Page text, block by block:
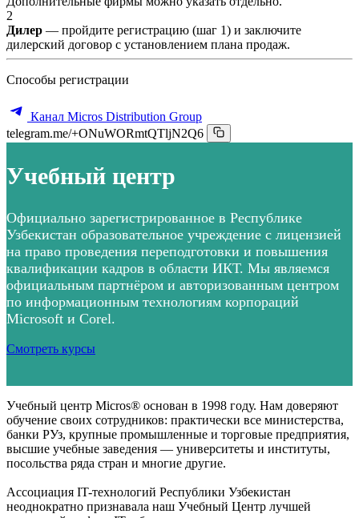
2
Дилер — пройдите регистрацию (шаг 1) и заключите
дилерский договор с установлением плана продаж.
Способы регистрации
Канал Micros Distribution Group
telegram.me/+ONuWORmtQTljN2Q6
Учебный центр
Официально зарегистрированное в Республике
Узбекистан образовательное учреждение с лицензией
на право проведения переподготовки и повышения
квалификации кадров в области ИКТ. Мы являемся
официальным партнёром и авторизованным центром
по информационным технологиям корпораций
Microsoft и Corel.
Смотреть курсы
Учебный центр Micros® основан в 1998 году. Нам доверяют
обучение своих сотрудников: практически все министерства,
банки РУз, крупные промышленные и торговые предприятия,
высшие учебные заведения — университеты и институты,
посольства ряда стран и многие другие.
Ассоциация IT-технологий Республики Узбекистан
неоднократно признавала наш Учебный Центр лучшей